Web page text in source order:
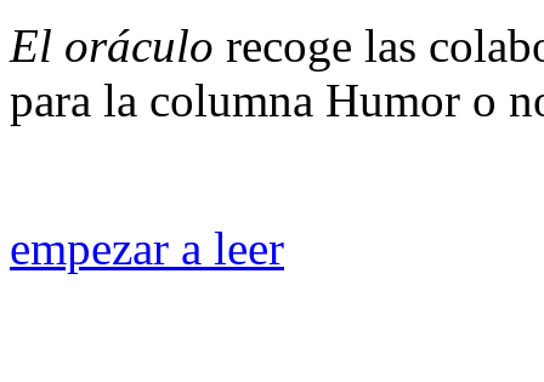
El oráculo recoge las
para la columna Humor o
empezar a leer